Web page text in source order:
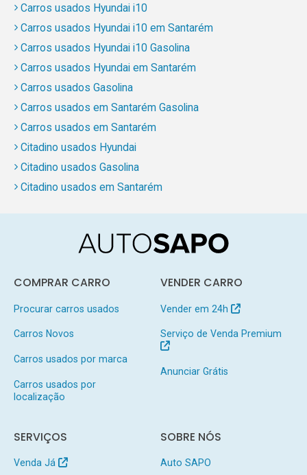
Carros usados Hyundai i10
Carros usados Hyundai i10 em Santarém
Carros usados Hyundai i10 Gasolina
Carros usados Hyundai em Santarém
Carros usados Gasolina
Carros usados em Santarém Gasolina
Carros usados em Santarém
Citadino usados Hyundai
Citadino usados Gasolina
Citadino usados em Santarém
COMPRAR CARRO
Procurar carros usados
Carros Novos
Carros usados por marca
Carros usados por
localização
VENDER CARRO
Vender em 24h
Serviço de Venda Premium
Anunciar Grátis
SERVIÇOS
Venda Já
SOBRE NÓS
Auto SAPO